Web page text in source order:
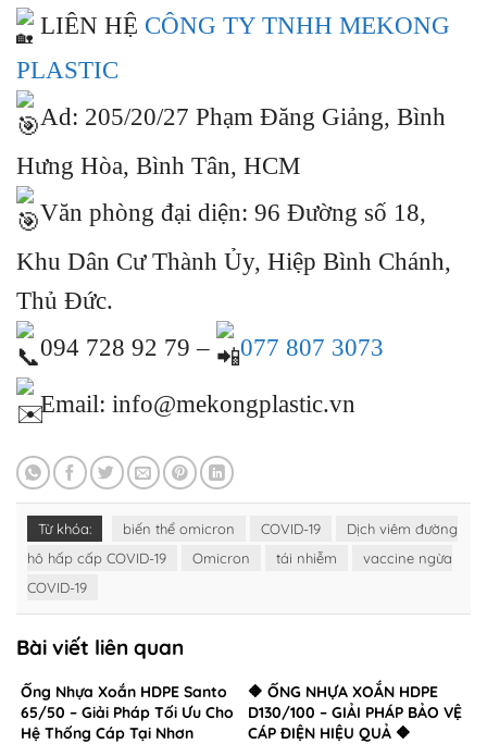
LIÊN HỆ CÔNG TY TNHH MEKONG
PLASTIC
Ad: 205/20/27 Phạm Đăng Giảng, Bình
Hưng Hòa, Bình Tân, HCM
Văn phòng đại diện: 96 Đường số 18,
Khu Dân Cư Thành Ủy, Hiệp Bình Chánh,
Thủ Đức.
094 728 92 79 –
077 807 3073
Email: info@mekongplastic.vn
Từ khóa: biến thể omicron COVID-19
Dịch viêm đường
hô hấp cấp COVID-19
Omicron tái nhiễm
vaccine ngừa
COVID-19
Bài viết liên quan
Ống Nhựa Xoắn HDPE Santo
65/50 – Giải Pháp Tối Ưu Cho
Hệ Thống Cáp Tại Nhơn
🔶 ỐNG NHỰA XOẮN HDPE
D130/100 – GIẢI PHÁP BẢO VỆ
CÁP ĐIỆN HIỆU QUẢ 🔶